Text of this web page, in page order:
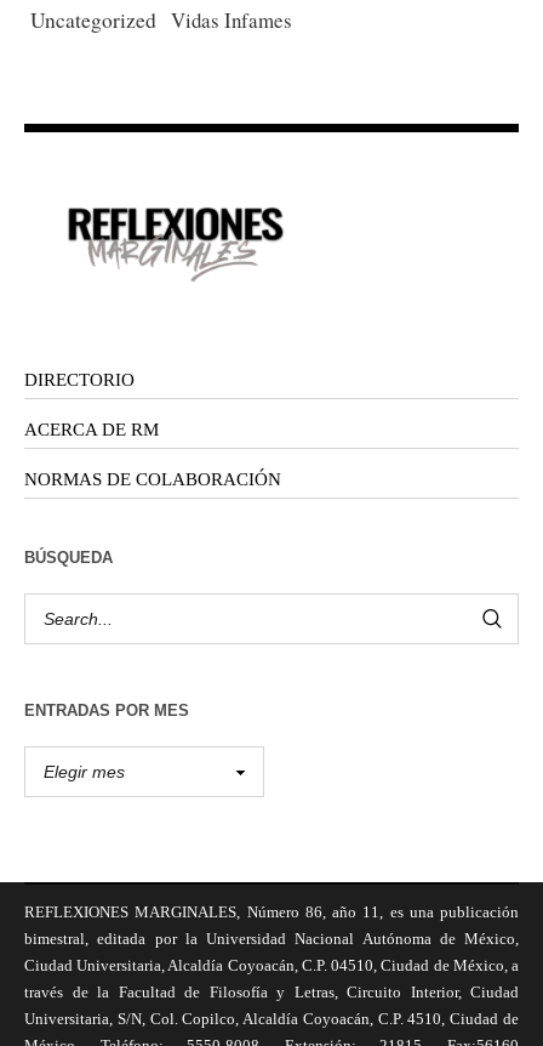
Uncategorized Vidas Infames
DIRECTORIO
ACERCA DE RM
NORMAS DE COLABORACIÓN
BÚSQUEDA
ENTRADAS POR MES
REFLEXIONES MARGINALES, Número 86, año 11, es una publicación
bimestral, editada por la Universidad Nacional Autónoma de México,
Ciudad Universitaria, Alcaldía Coyoacán, C.P. 04510, Ciudad de México, a
través de la Facultad de Filosofía y Letras, Circuito Interior, Ciudad
Universitaria, S/N, Col. Copilco, Alcaldía Coyoacán, C.P. 4510, Ciudad de